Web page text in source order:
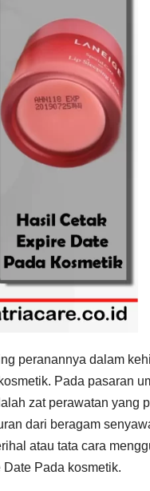
peranannya dalam
Pada pasaran
zat perawatan yang
dari beragam
atau tata cara
Pada kosmetik.